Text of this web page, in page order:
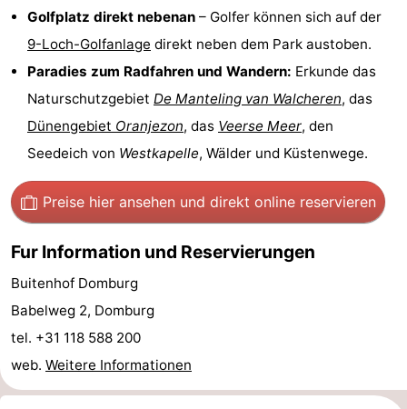
und
trinken
Veranstaltungen
Ringstechen
Praktisch
Forum
-
Parken
Reisebuchshop
Adressen
Region
Zeeland
Golfplatz direkt nebenan – Golfer können sich auf der
9-Loch-Golfanlage direkt neben dem Park austoben.
Paradies zum Radfahren und Wandern: Erkunde das
Naturschutzgebiet De Manteling van Walcheren, das
Dünengebiet Oranjezon, das Veerse Meer, den
Seedeich von Westkapelle, Wälder und Küstenwege.
Preise hier ansehen und direkt online reservieren
Fur Information und Reservierungen
Buitenhof Domburg
Babelweg 2, Domburg
tel. +31 118 588 200
web. Weitere Informationen